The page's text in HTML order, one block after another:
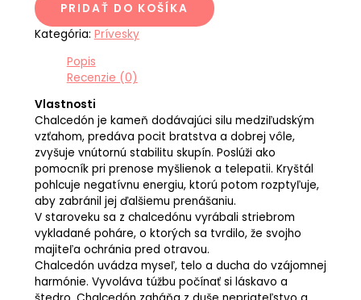
PRIDAŤ DO KOŠÍKA
Kategória: Prívesky
Popis
Recenzie (0)
Vlastnosti
Chalcedón je kameň dodávajúci silu medziľudským
vzťahom, predáva pocit bratstva a dobrej vôle,
zvyšuje vnútornú stabilitu skupín. Poslúži ako
pomocník pri prenose myšlienok a telepatii. Kryštál
pohlcuje negatívnu energiu, ktorú potom rozptyľuje,
aby zabránil jej ďalšiemu prenášaniu.
V staroveku sa z chalcedónu vyrábali striebrom
vykladané poháre, o ktorých sa tvrdilo, že svojho
majiteľa ochránia pred otravou.
Chalcedón uvádza myseľ, telo a ducha do vzájomnej
harmónie. Vyvoláva túžbu počínať si láskavo a